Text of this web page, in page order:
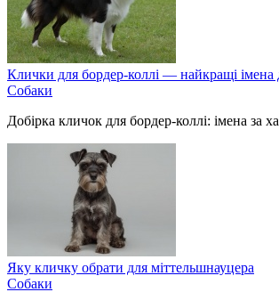
Клички для бордер-коллі — найкращі імена
Собаки
Добірка кличок для бордер-коллі: імена за
Яку кличку обрати для міттельшнауцера
Собаки